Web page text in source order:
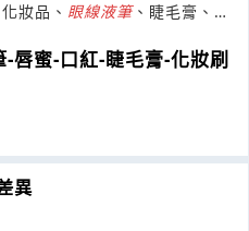
妝品、 眼線液筆、睫毛膏、水
唇蜜-口紅-睫毛膏-化妝刷
異